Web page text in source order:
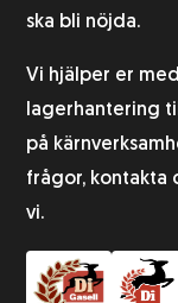
ska bli nöjda.
Vi hjälper er
lagerhantering
på
frågor, kontakta
vi.